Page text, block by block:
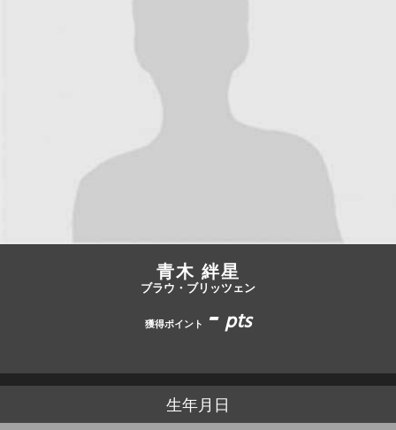
加盟・登録
エントリー
JBCF ROAD SERIESとは
青木 絆星
ブラウ・ブリッツェン
獲得ポイント -pts
生年月日